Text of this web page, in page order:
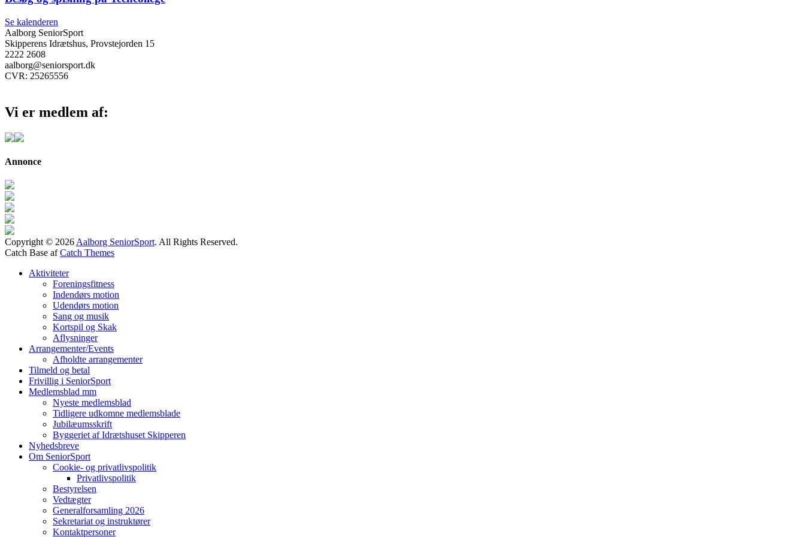
Se kalenderen
Aalborg SeniorSport
Skipperens Idrætshus, Provstejorden 15
2222 2608
aalborg@seniorsport.dk
CVR: 25265556
Vi er medlem af:
Annonce
Copyright © 2026Aalborg SeniorSport. All Rights Reserved.
Catch Base afCatch Themes
Aktiviteter
Foreningsfitness
Indendørs motion
Udendørs motion
Sang og musik
Kortspil og Skak
Aflysninger
Arrangementer/Events
Afholdte arrangementer
Tilmeld og betal
Frivillig i SeniorSport
Medlemsblad mm
Nyeste medlemsblad
Tidligere udkomne medlemsblade
Jubilæumsskrift
Byggeriet af Idrætshuset Skipperen
Nyhedsbreve
Om SeniorSport
Cookie- og privatlivspolitik
Privatlivspolitik
Bestyrelsen
Vedtægter
Generalforsamling 2026
Sekretariat og instruktører
Kontaktpersoner